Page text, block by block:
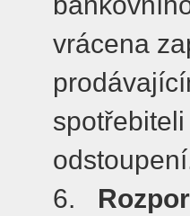
vrácena
6.